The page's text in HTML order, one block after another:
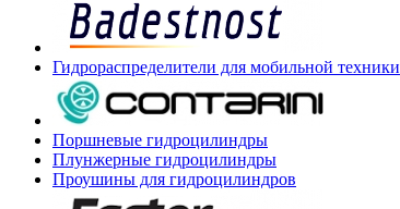
Гидрораспределители для мобильной техники
Поршневые гидроцилиндры
Плунжерные гидроцилиндры
Проушины для гидроцилиндров